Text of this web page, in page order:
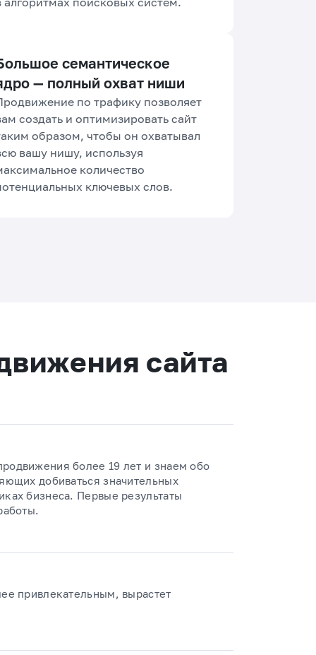
семантическое
— полный охват ниши
по трафику позволяет
создать и оптимизировать сайт
образом, чтобы он охватывал
вашу нишу, используя
количество
ключевых слов.
сайта
более 19 лет и знаем обо
добиваться значительных
бизнеса. Первые результаты
привлекательным, вырастет